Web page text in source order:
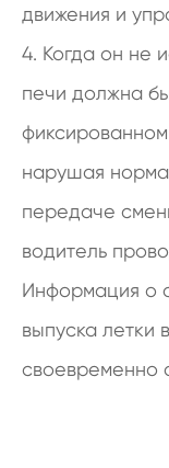
движения и
4. Когда он не
печи должна
нарушая
передаче
водитель
Информация о
выпуска летки
своевременно